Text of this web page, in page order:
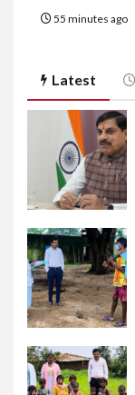
55 minutes ago
Latest